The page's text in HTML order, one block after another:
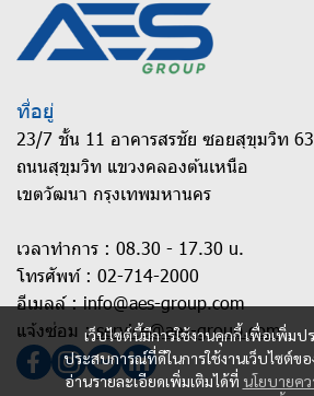
เว็บไซต์นี้มีการใช้งานคุกกี้ เพื่อเพิ่ม
ประสบการณ์ที่ดีในการใช้งานเว็บไซต์ข
อ่านรายละเอียดเพิ่มเติมได้ที่ นโยบายค
ที่อยู่
23/7 ชั้น 11 อาคารสรชัย ซอยสุขุมวิท 63
ถนนสุขุมวิท แขวงคลองต้นเหนือ
เขตวัฒนา กรุงเทพมหานคร
เวลาทำการ : 08.30 - 17.30 u.
โทรศัพท์ : 02-714-2000
อีเมลล์ :info@aes-group.com
แจ้งซ่อม :service@aes-group.com